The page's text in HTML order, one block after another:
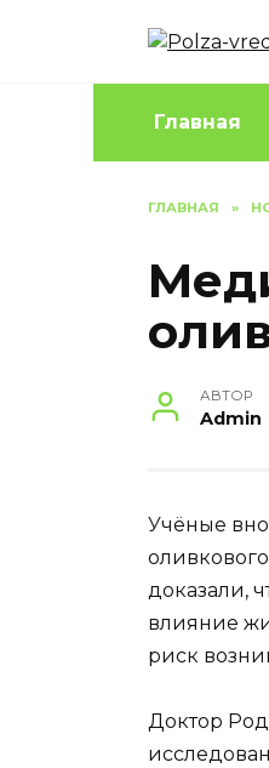
Главная
ГЛАВНАЯ »
АВТОР
Admin
Учёные
доказали,
влияние
риск
Доктор